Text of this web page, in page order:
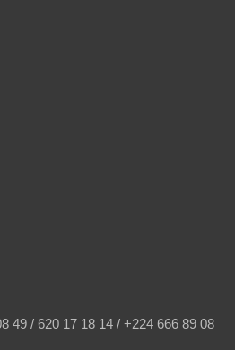
49 / 620 17 18 14 / +224 666 89 08